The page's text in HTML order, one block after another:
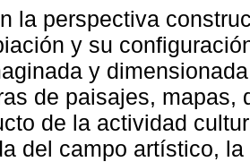
la perspectiva
y su
y
de paisajes, mapas,
de la actividad
del campo artístico,